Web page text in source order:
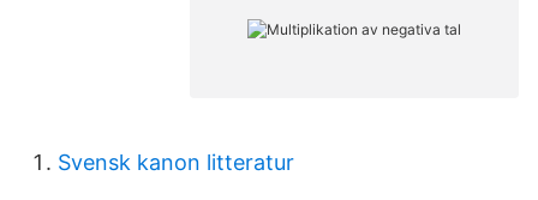
Svensk kanon litteratur